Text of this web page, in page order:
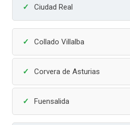
Ciudad Real
Collado Villalba
Corvera de Asturias
Fuensalida